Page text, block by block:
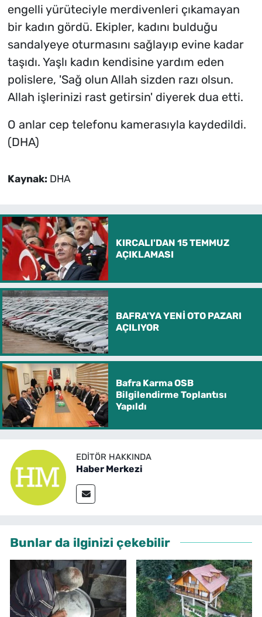
engelli yürüteciyle merdivenleri çıkamayan
bir kadın gördü. Ekipler, kadını bulduğu
sandalyeye oturmasını sağlayıp evine kadar
taşıdı. Yaşlı kadın kendisine yardım eden
polislere, 'Sağ olun Allah sizden razı olsun.
Allah işlerinizi rast getirsin' diyerek dua etti.
O anlar cep telefonu kamerasıyla kaydedildi.
(DHA)
Kaynak: DHA
KIRCALI'DAN 15 TEMMUZ
AÇIKLAMASI
BAFRA'YA YENİ OTO PAZARI
AÇILIYOR
Bafra Karma OSB
Bilgilendirme Toplantısı
Yapıldı
EDITÖR HAKKINDA
Haber Merkezi
Bunlar da ilginizi çekebilir